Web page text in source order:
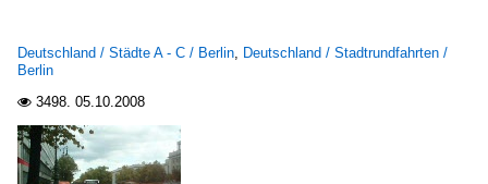
Deutschland / Städte A - C / Berlin, Deutschland / Stadtrundfahrten /
Berlin
 3498. 05.10.2008